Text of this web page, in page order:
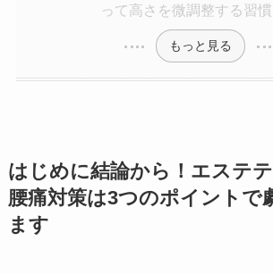
って高さを微調整する習
もっと見る
はじめに結論から！エステ
腰痛対策は3つのポイントで
ます